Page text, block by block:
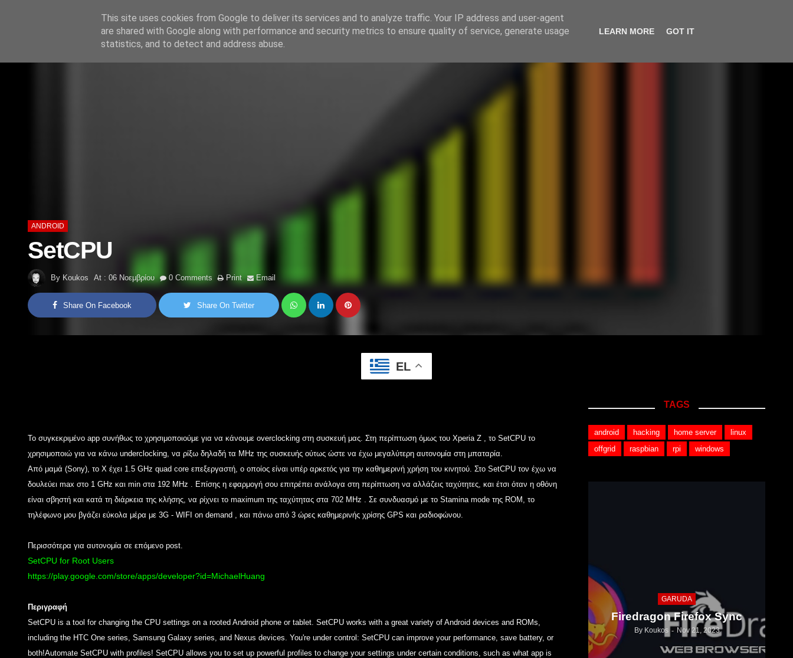
ANDROID
SetCPU
By Koukos At : 06 Νοεμβρίου 0 Comments Print Email
Share On Facebook Share On Twitter
EL
Το συγκεκριμένο app συνήθως το χρησιμοποιούμε για να κάνουμε overclocking στη συσκευή μας. Στη περίπτωση όμως του Xperia Z , το SetCPU το
χρησιμοποιώ για να κάνω underclocking, να ρίξω δηλαδή τα MHz της συσκευής ούτως ώστε να έχω μεγαλύτερη αυτονομία στη μπαταρία.
Από μαμά (Sony), το X έχει 1.5 GHz quad core επεξεργαστή, ο οποίος είναι υπέρ αρκετός για την καθημερινή χρήση του κινητού. Στο SetCPU τον έχω να
δουλεύει max στο 1 GHz και min στα 192 MHz . Επίσης η εφαρμογή σου επιτρέπει ανάλογα στη περίπτωση να αλλάζεις ταχύτητες, και έτσι όταν η οθόνη
είναι σβηστή και κατά τη διάρκεια της κλήσης, να ρίχνει το maximum της ταχύτητας στα 702 MHz . Σε συνδυασμό με το Stamina mode της ROM, το
τηλέφωνο μου βγάζει εύκολα μέρα με 3G - WIFI on demand , και πάνω από 3 ώρες καθημερινής χρίσης GPS και ραδιοφώνου.
Περισσότερα για αυτονομία σε επόμενο post.
SetCPU for Root Users
https://play.google.com/store/apps/developer?id=MichaelHuang
Περιγραφή
SetCPU is a tool for changing the CPU settings on a rooted Android phone or tablet. SetCPU works with a great variety of Android devices and ROMs,
including the HTC One series, Samsung Galaxy series, and Nexus devices. You're under control: SetCPU can improve your performance, save battery, or
both!Automate SetCPU with profiles! SetCPU allows you to set up powerful profiles to change your settings under certain conditions, such as what app is
TAGS
android hacking home server
linux
offgrid
raspbian rpi windows
Windows
ByKoukos Apr 11, 2026
στο CachyOS (the perfect
way)
By Koukos Apr 02, 2026
OnePlus 15 iHack Edition
GARUDA
Firedragon Firefox Sync
ByKoukos Nov 21, 2023
This site uses cookies from Google to deliver its services and to analyze traffic. Your IP address and user-agent
are shared with Google along with performance and security metrics to ensure quality of service, generate usage
statistics, and to detect and address abuse.
LEARN MORE GOT IT